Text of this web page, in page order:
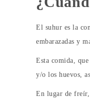
El suhur es la
embarazadas y
Esta comida,
y/o los huevos,
En lugar de